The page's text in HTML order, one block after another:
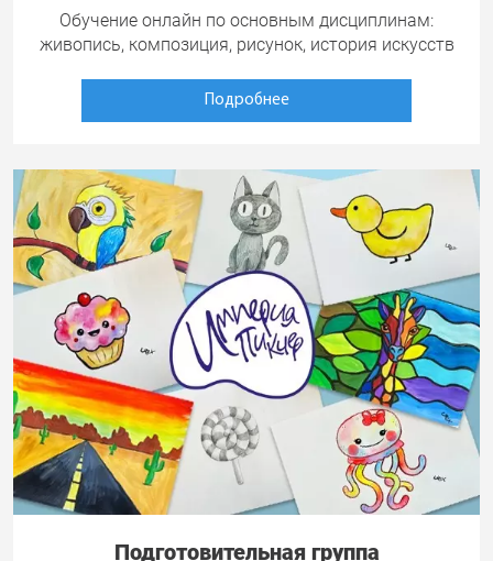
Обучение онлайн по основным дисциплинам:
живопись, композиция, рисунок, история искусств
Подробнее
Подготовительная группа